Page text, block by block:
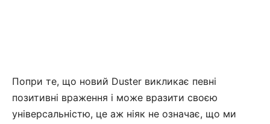
Попри те, що новий Duster викликає певні
позитивні враження і може вразити своєю
універсальністю, це аж ніяк не означає, що ми